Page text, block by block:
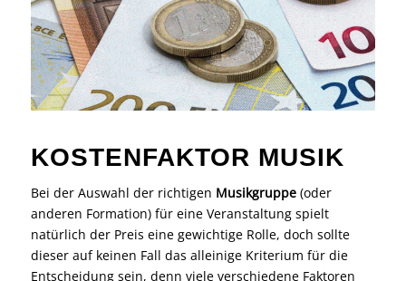
KOSTENFAKTOR MUSIK
Bei der Auswahl der richtigen Musikgruppe (oder
anderen Formation) für eine Veranstaltung spielt
natürlich der Preis eine gewichtige Rolle, doch sollte
dieser auf keinen Fall das alleinige Kriterium für die
Entscheidung sein, denn viele verschiedene Faktoren